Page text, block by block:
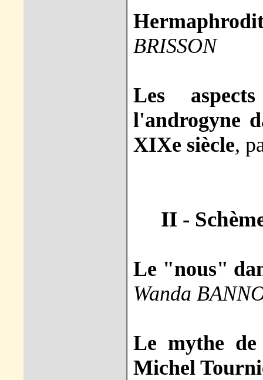
BRISSON
Les
l'androgyne
XIXe siècle,
II -
Le "nous"
Wanda
Le mythe
Michel